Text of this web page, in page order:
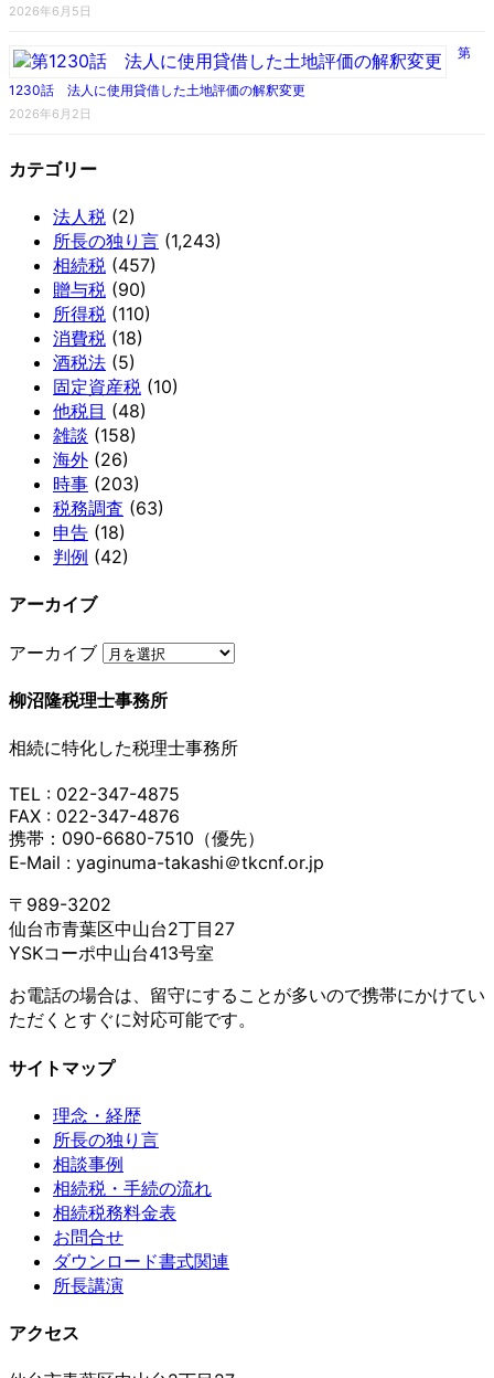
2026年6月5日
第
1230話 法人に使用貸借した土地評価の解釈変更
2026年6月2日
カテゴリー
法人税 (2)
所長の独り言 (1,243)
相続税 (457)
贈与税 (90)
所得税 (110)
消費税 (18)
酒税法 (5)
固定資産税 (10)
他税目 (48)
雑談 (158)
海外 (26)
時事 (203)
税務調査 (63)
申告 (18)
判例 (42)
アーカイブ
アーカイブ
柳沼隆税理士事務所
相続に特化した税理士事務所
TEL : 022-347-4875
FAX : 022-347-4876
携帯：090-6680-7510（優先）
E‐Mail : yaginuma-takashi＠tkcnf.or.jp
〒989-3202
仙台市青葉区中山台2丁目27
YSKコーポ中山台413号室
お電話の場合は、留守にすることが多いので携帯にかけてい
ただくとすぐに対応可能です。
サイトマップ
理念・経歴
所長の独り言
相談事例
相続税・手続の流れ
相続税務料金表
お問合せ
ダウンロード書式関連
所長講演
アクセス